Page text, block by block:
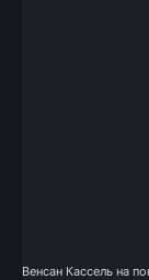
Венсан Кассель на